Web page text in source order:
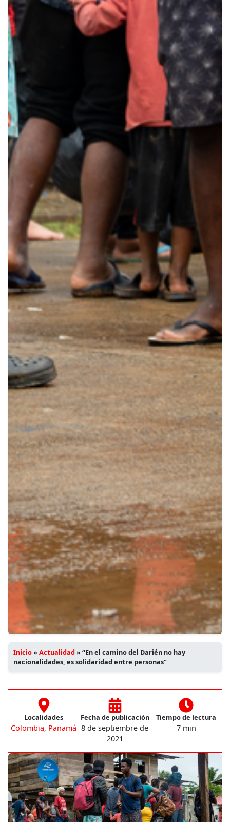
Inicio»Actualidad»“En el camino del Darién no hay
nacionalidades, es solidaridad entre personas”
Localidades
Colombia, Panamá
Fecha de publicación
8 de septiembre de
2021
Tiempo de lectura
7 min